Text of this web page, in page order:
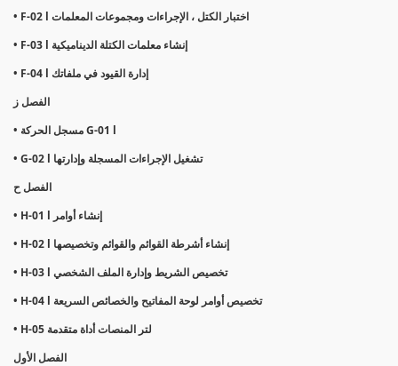
• F-02 l اختبار الكتل ، الإجراءات ومجموعات المعلمات
• F-03 l إنشاء معلمات الكتلة الديناميكية
• F-04 l إدارة القيود في ملفاتك
الفصل ز
• مسجل الحركة G-01 l
• G-02 l تشغيل الإجراءات المسجلة وإدارتها
الفصل ح
• H-01 l إنشاء أوامر
• H-02 l إنشاء أشرطة القوائم والقوائم وتخصيصها
• H-03 l تخصيص الشريط وإدارة الملف الشخصي
• H-04 l تخصيص أوامر لوحة المفاتيح والخصائص السريعة
• H-05 لتر المنصات أداة متقدمة
الفصل الأول